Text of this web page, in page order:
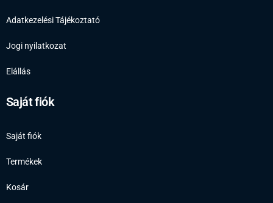
Adatkezelési Tájékoztató
Jogi nyilatkozat
Elállás
Saját fiók
Saját fiók
Termékek
Kosár